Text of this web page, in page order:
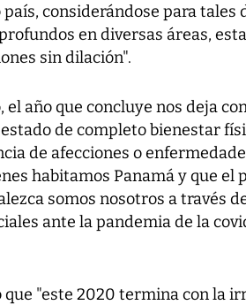
considerándose para tales
en diversas áreas,
sin dilación".
el año que concluye nos deja
de completo bienestar
de afecciones o
habitamos Panamá y que
somos nosotros a través
ante la pandemia de la
"este 2020 termina con la